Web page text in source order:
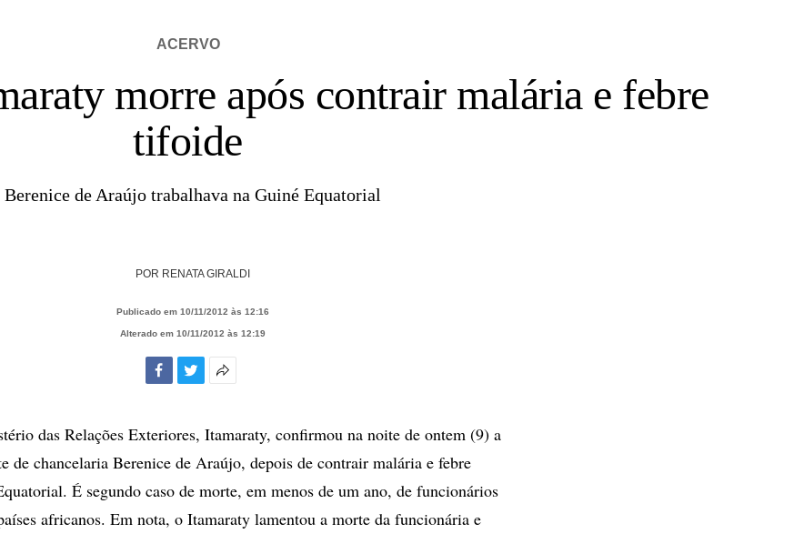
ACERVO
morre após contrair malária e febre
tifoide
Berenice de Araújo trabalhava na Guiné Equatorial
POR RENATA GIRALDI
Publicado em 10/11/2012 às 12:16
Alterado em 10/11/2012 às 12:19
compartilhamento
das Relações Exteriores, Itamaraty, confirmou na noite de ontem (9) a
de chancelaria Berenice de Araújo, depois de contrair malária e febre
É segundo caso de morte, em menos de um ano, de funcionários
africanos. Em nota, o Itamaraty lamentou a morte da funcionária e